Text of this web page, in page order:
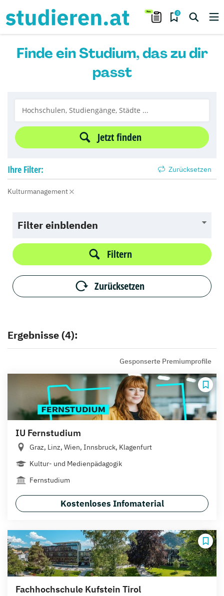
0
Finde ein Studium, das zu dir
passt
Jetzt finden
Ihre Filter: Zurücksetzen
Kulturmanagement
Filter einblenden
Filtern
Zurücksetzen
Ergebnisse (4):
Gesponserte Premiumprofile
IU Fernstudium
Graz, Linz, Wien, Innsbruck, Klagenfurt
Kultur- und Medienpädagogik
Fernstudium
Kostenloses Infomaterial
Fachhochschule Kufstein Tirol